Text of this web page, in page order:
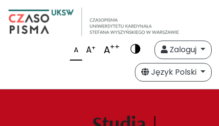
A A+ A++
Zaloguj
Język Polski